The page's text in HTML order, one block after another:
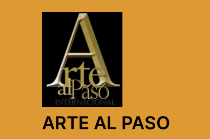
ARTE AL PASO